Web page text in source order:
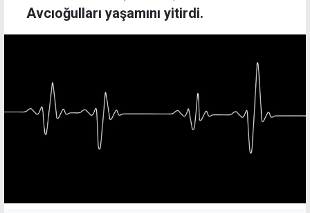
Avcıoğulları yaşamını yitirdi.